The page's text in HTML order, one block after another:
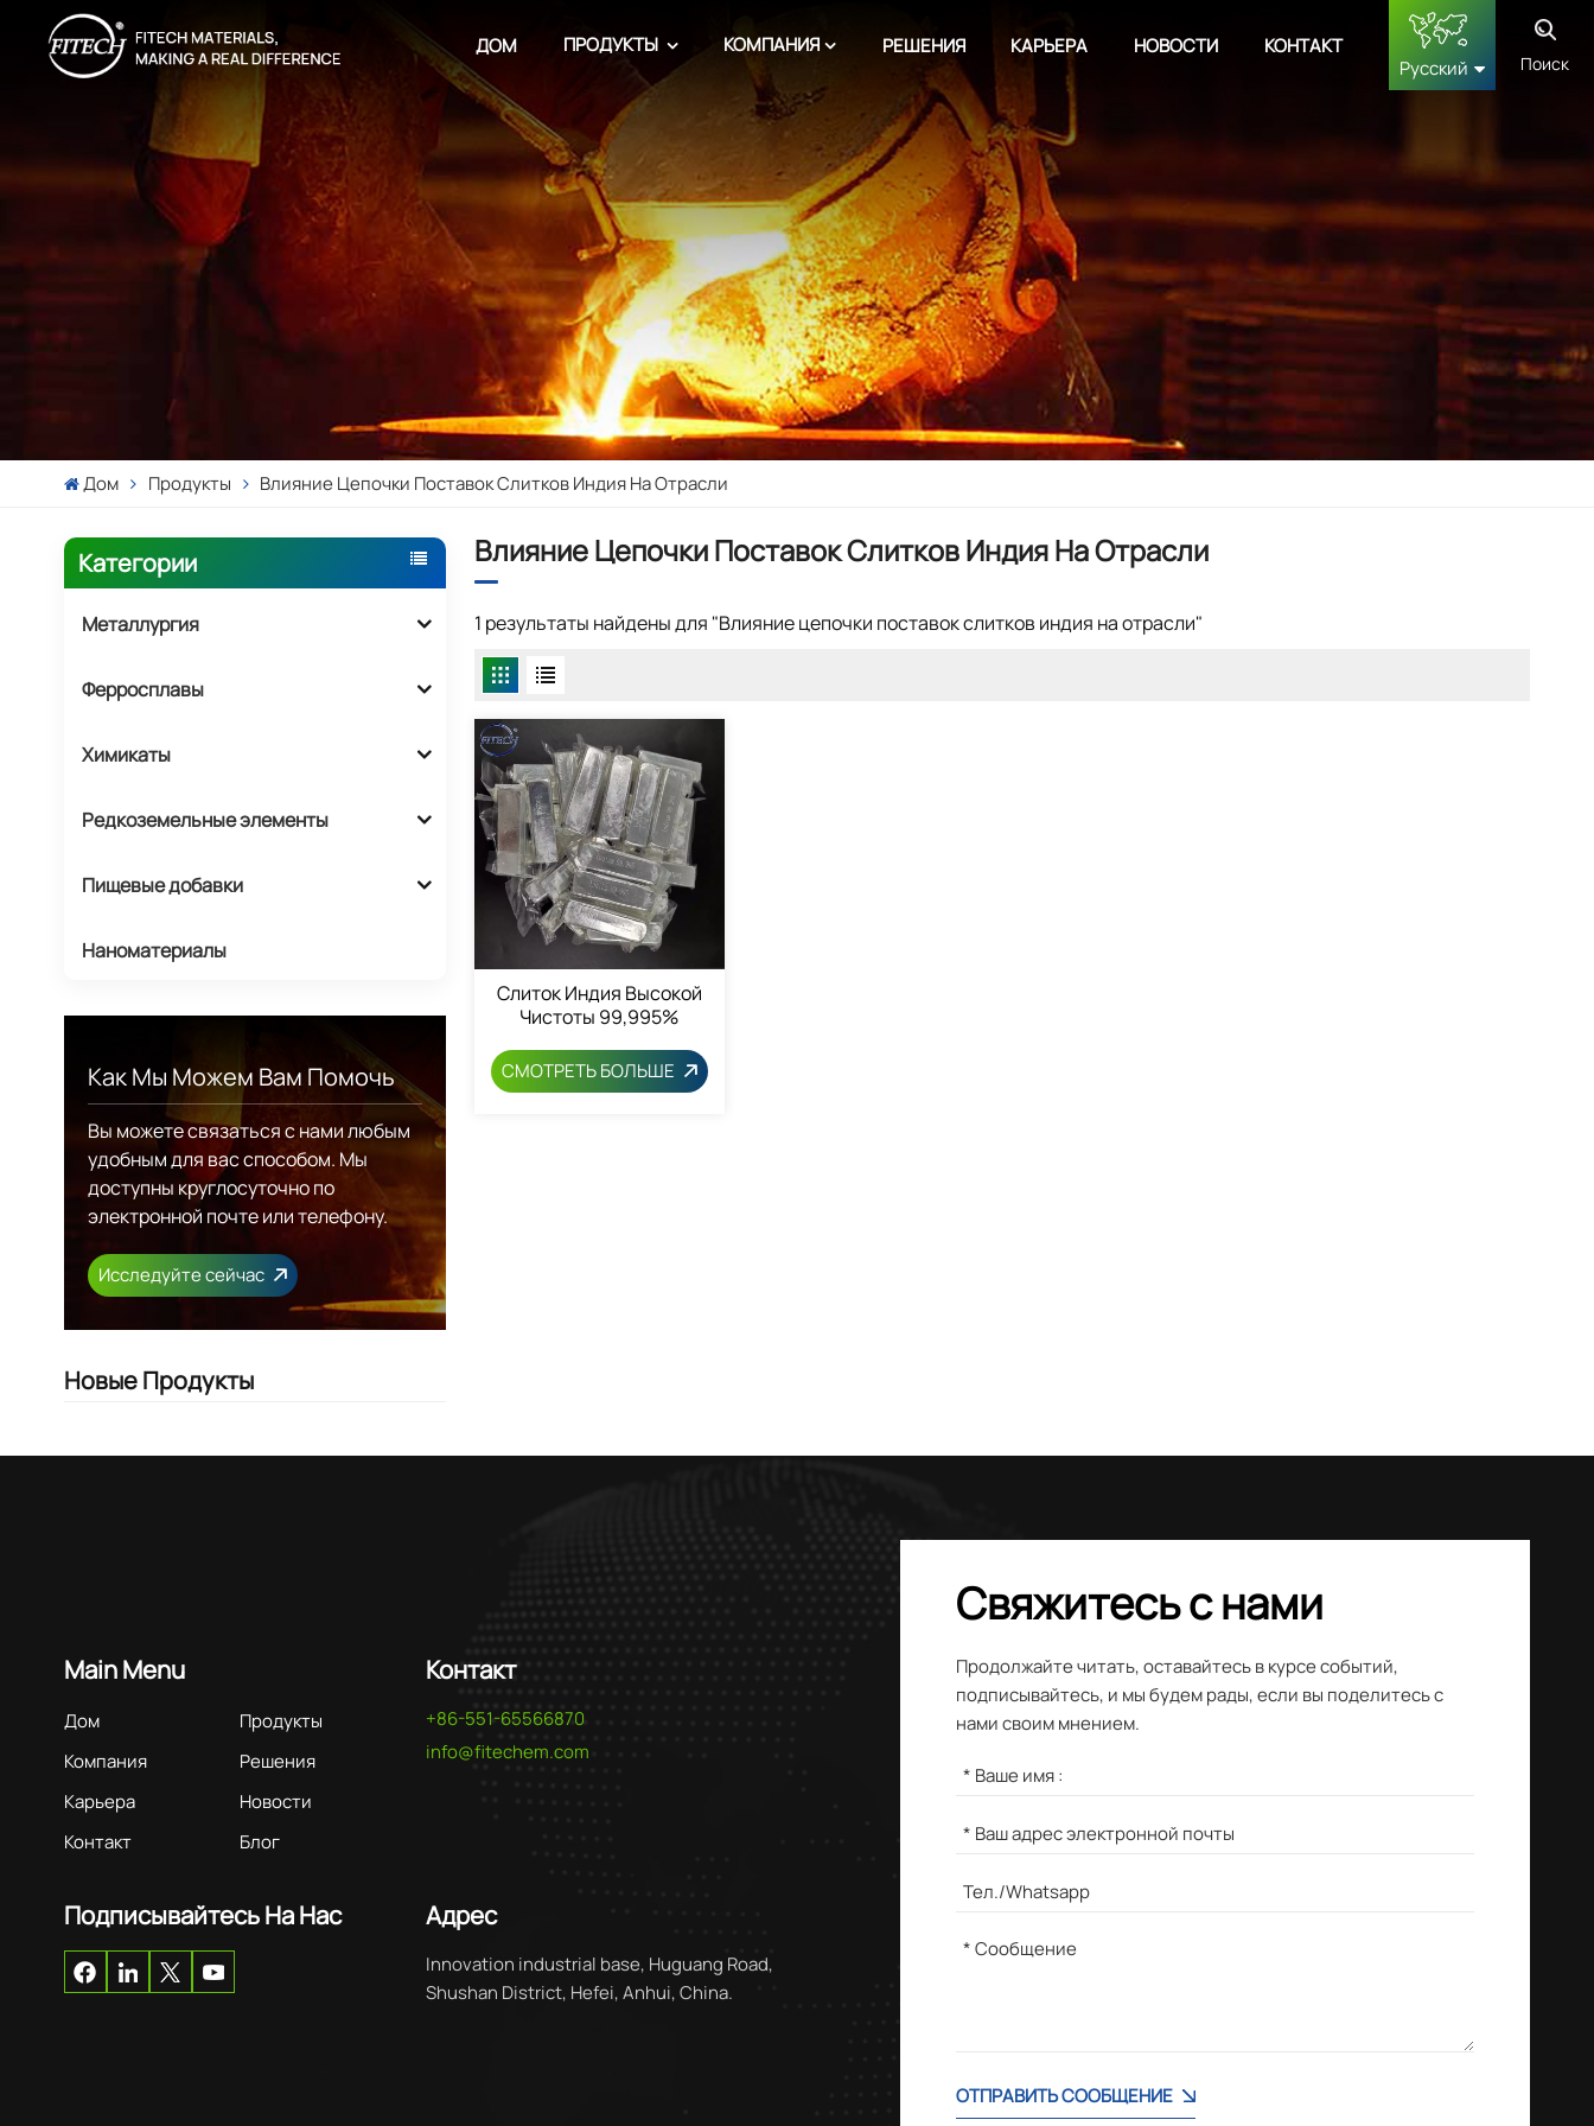
ДОМ ПРОДУКТЫ КОМПАНИЯ РЕШЕНИЯ КАРЬЕРА НОВОСТИ
КОНТАКТ
Русский
français
Deutsch
русский
Поиск
Дом Продукты Влияние Цепочки Поставок Слитков Индия На Отрасли
Категории
Металлургия
Ферросплавы
Химикаты
Редкоземельные элементы
Пищевые добавки
Наноматериалы
Как Мы Можем Вам Помочь
Вы можете связаться с нами любым
удобным для вас способом. Мы
доступны круглосуточно по
электронной почте или телефону.
Исследуйте сейчас
Новые Продукты
Влияние Цепочки Поставок Слитков Индия На Отрасли
1 результаты найдены для "Влияние цепочки поставок слитков индия на отрасли"
Слиток Индия Высокой
Чистоты 99,995%
СМОТРЕТЬ БОЛЬШЕ
Main Menu
Дом
Продукты
Компания
Решения
Карьера
Новости
Контакт
Блог
Контакт
+86-551-65566870
info@fitechem.com
Подписывайтесь На Нас Адрес
Innovation industrial base, Huguang Road,
Shushan District, Hefei, Anhui, China.
Свяжитесь с нами
Продолжайте читать, оставайтесь в курсе событий,
подписывайтесь, и мы будем рады, если вы поделитесь с
нами своим мнением.
ОТПРАВИТЬ СООБЩЕНИЕ